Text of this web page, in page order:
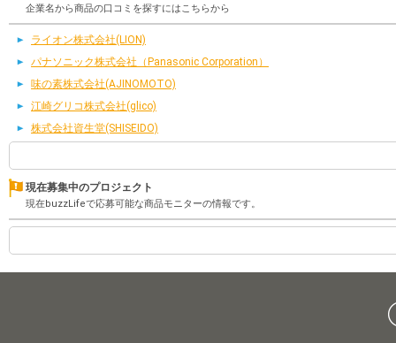
企業名から商品の口コミを探すにはこちらから
ライオン株式会社(LION)
パナソニック株式会社（Panasonic Corporation）
味の素株式会社(AJINOMOTO)
江崎グリコ株式会社(glico)
株式会社資生堂(SHISEIDO)
現在募集中のプロジェクト
現在buzzLifeで応募可能な商品モニターの情報です。